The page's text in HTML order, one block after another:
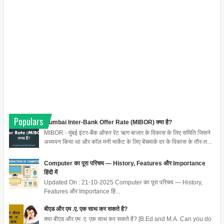
Populars
Mumbai Inter-Bank Offer Rate (MIBOR) क्या है?
MIBOR - मुंबई इंटर-बैंक ऑफर रेट ऋण बाजार के विकास के लिए समिति जिसने
अध्ययन किया था और कॉल मनी मार्केट के लिए बेंचमार्क दर के विकास के तौर-त...
Computer का पूरा परिचय — History, Features और Importance
हिंदी में
Updated On : 21-10-2025 Computer का पूरा परिचय — History,
Features और Importance हिं...
बीएड और एम .ए. एक साथ कर सकते है?
क्या बीएड और एम .ए. एक साथ कर सकते है? [B.Ed and M.A. Can you do